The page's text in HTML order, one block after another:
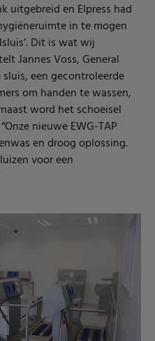
uitgebreid en Elpress had
in te mogen
Dit is wat wij
Jannes Voss, General
sluis, een gecontroleerde
om handen te wassen,
word het schoeisel
nieuwe EWG-TAP
en droog oplossing.
voor een